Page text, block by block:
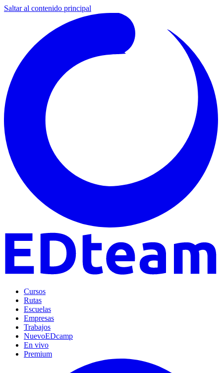
Saltar al contenido principal
Cursos
Rutas
Escuelas
Empresas
Trabajos
NuevoEDcamp
En vivo
Premium